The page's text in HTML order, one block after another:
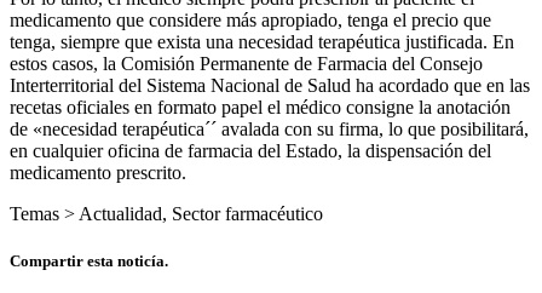
medicamento que considere más apropiado, tenga el precio que
tenga, siempre que exista una necesidad terapéutica justificada. En
estos casos, la Comisión Permanente de Farmacia del Consejo
Interterritorial del Sistema Nacional de Salud ha acordado que en las
recetas oficiales en formato papel el médico consigne la anotación
de «necesidad terapéutica´´ avalada con su firma, lo que posibilitará,
en cualquier oficina de farmacia del Estado, la dispensación del
medicamento prescrito.
Temas > Actualidad, Sector farmacéutico
Compartir esta noticía.